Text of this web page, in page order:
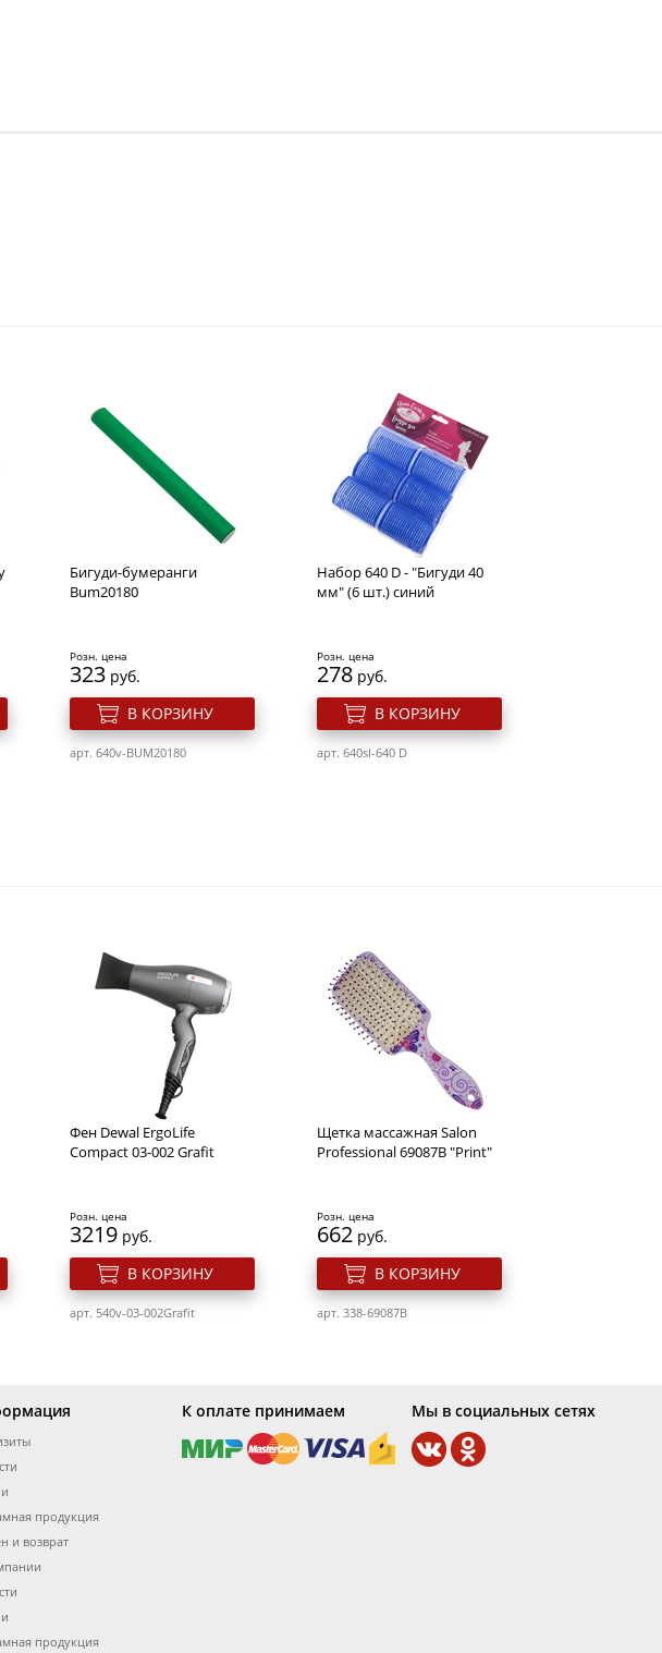
Бигуди-бумеранги
Bum20180
Розн. цена
323 руб.
В КОРЗИНУ
арт. 640v-BUM20180
Набор 640 D - "Бигуди 40
мм" (6 шт.) синий
Розн. цена
278 руб.
В КОРЗИНУ
арт. 640sl-640 D
Бигуди-бумеранги
В КОРЗИНУ
Бигуди-липучки Dewal
Beauty Dbl28
В КОРЗИНУ
Набор 830 SN - "Бигуди 30
Термобигуди с зажимами
28мм (5шт)
Фен Dewal ErgoLife
Compact 03-002 Grafit
Розн. цена
3219 руб.
В КОРЗИНУ
арт. 540v-03-002Grafit
Щетка массажная Salon
Professional 69087B "Print"
Розн. цена
662 руб.
В КОРЗИНУ
арт. 338-69087B
продукция
и возврат
продукция
К оплате принимаем Мы в социальных сетях